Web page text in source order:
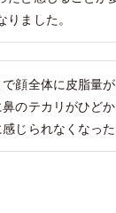
ました。
顔全体に皮脂量
のテカリがひど
じられなくなっ